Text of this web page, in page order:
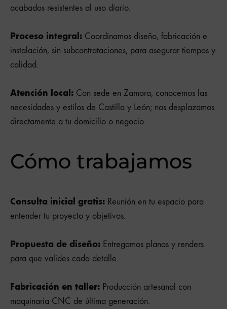
acabados resistentes al uso diario.
Proceso integral: Coordinamos diseño, fabricación e
instalación, sin subcontrataciones, para asegurar tiempos y
calidad.
Atención local: Con sede en Zamora, conocemos las
necesidades y estilos de Castilla y León; nos desplazamos
directamente a tu domicilio o negocio.
Cómo trabajamos
Consulta inicial gratis: Reunión en tu espacio para
entender tu proyecto y objetivos.
Propuesta de diseño: Entregamos planos y renders
para que valides cada detalle.
Fabricación en taller: Producción artesanal con
maquinaria CNC de última generación.